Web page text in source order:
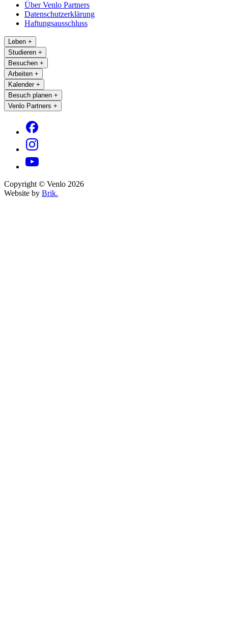
Über Venlo Partners
Datenschutzerklärung
Haftungsausschluss
Leben +
Studieren +
Besuchen +
Arbeiten +
Kalender +
Besuch planen +
Venlo Partners +
Copyright © Venlo 2026
Website by Brik.